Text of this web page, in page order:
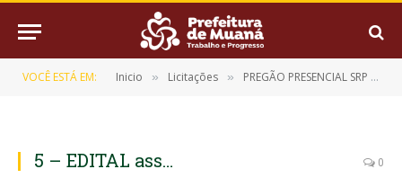
VOCÊ ESTÁ EM: Inicio » Licitações » PREGÃO PRESENCIAL SRP Nº 9/2018-001
5 – EDITAL ass… 0